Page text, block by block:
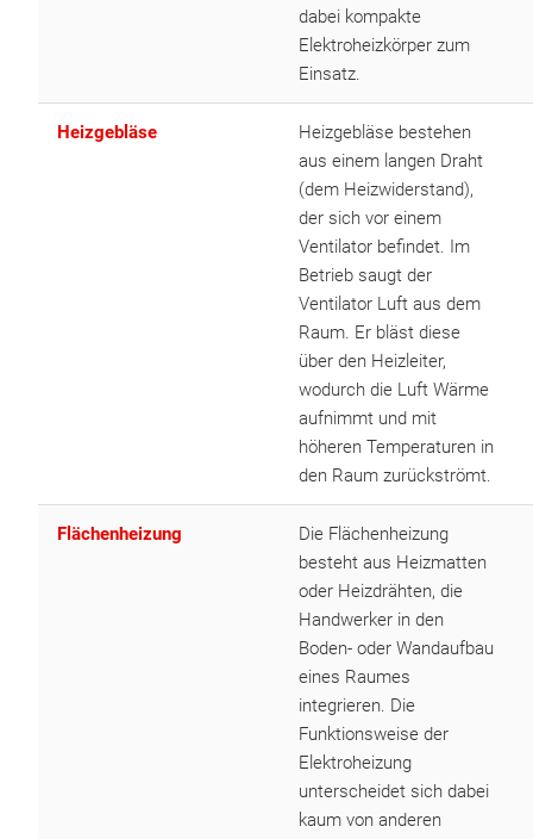
dabei kompakte
Elektroheizkörper zum
Einsatz.
Heizgebläse
Heizgebläse bestehen
aus einem langen Draht
(dem Heizwiderstand),
der sich vor einem
Ventilator befindet. Im
Betrieb saugt der
Ventilator Luft aus dem
Raum. Er bläst diese
über den Heizleiter,
wodurch die Luft Wärme
aufnimmt und mit
höheren Temperaturen in
den Raum zurückströmt.
Flächenheizung
Die Flächenheizung
besteht aus Heizmatten
oder Heizdrähten, die
Handwerker in den
Boden- oder Wandaufbau
eines Raumes
integrieren. Die
Funktionsweise der
Elektroheizung
unterscheidet sich dabei
kaum von anderen